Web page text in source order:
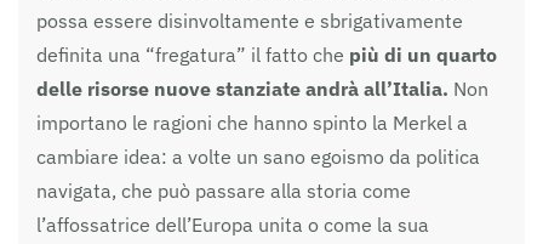
possa essere disinvoltamente e sbrigativamente
definita una “fregatura” il fatto che più di un quarto
delle risorse nuove stanziate andrà all’Italia. Non
importano le ragioni che hanno spinto la Merkel a
cambiare idea: a volte un sano egoismo da politica
navigata, che può passare alla storia come
l’affossatrice dell’Europa unita o come la sua